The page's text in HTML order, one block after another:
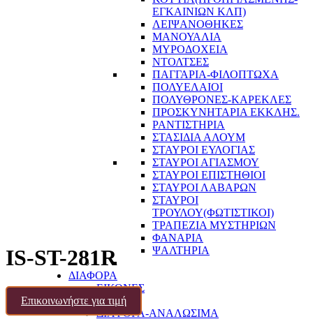
ΕΓΚΑΙΝΙΩΝ ΚΛΠ)
ΛΕΙΨΑΝΟΘΗΚΕΣ
ΜΑΝΟΥΑΛΙΑ
ΜΥΡΟΔΟΧΕΙΑ
ΝΤΟΛΤΣΕΣ
ΠΑΓΓΑΡΙΑ-ΦΙΛΟΠΤΩΧΑ
ΠΟΛΥΕΛΑΙΟΙ
ΠΟΛΥΘΡΟΝΕΣ-ΚΑΡΕΚΛΕΣ
ΠΡΟΣΚΥΝΗΤΑΡΙΑ ΕΚΚΛΗΣ.
ΡΑΝΤΙΣΤΗΡΙΑ
ΣΤΑΣΙΔΙΑ ΑΛΟΥΜ
ΣΤΑΥΡΟΙ ΕΥΛΟΓΙΑΣ
ΣΤΑΥΡΟΙ ΑΓΙΑΣΜΟΥ
ΣΤΑΥΡΟΙ ΕΠΙΣΤΗΘΙΟΙ
ΣΤΑΥΡΟΙ ΛΑΒΑΡΩΝ
ΣΤΑΥΡΟΙ
ΤΡΟΥΛΟΥ(ΦΩΤΙΣΤΙΚΟΙ)
ΤΡΑΠΕΖΙΑ ΜΥΣΤΗΡΙΩΝ
ΦΑΝΑΡΙΑ
ΨΑΛΤΗΡΙΑ
ΔΙΑΦΟΡΑ
ΕΙΚΟΝΕΣ
ΧΑΛΙΑ
ΔΙΑΦΟΡΑ-ΑΝΑΛΩΣΙΜΑ
IS-ST-281R
Επικοινωνήστε για τιμή